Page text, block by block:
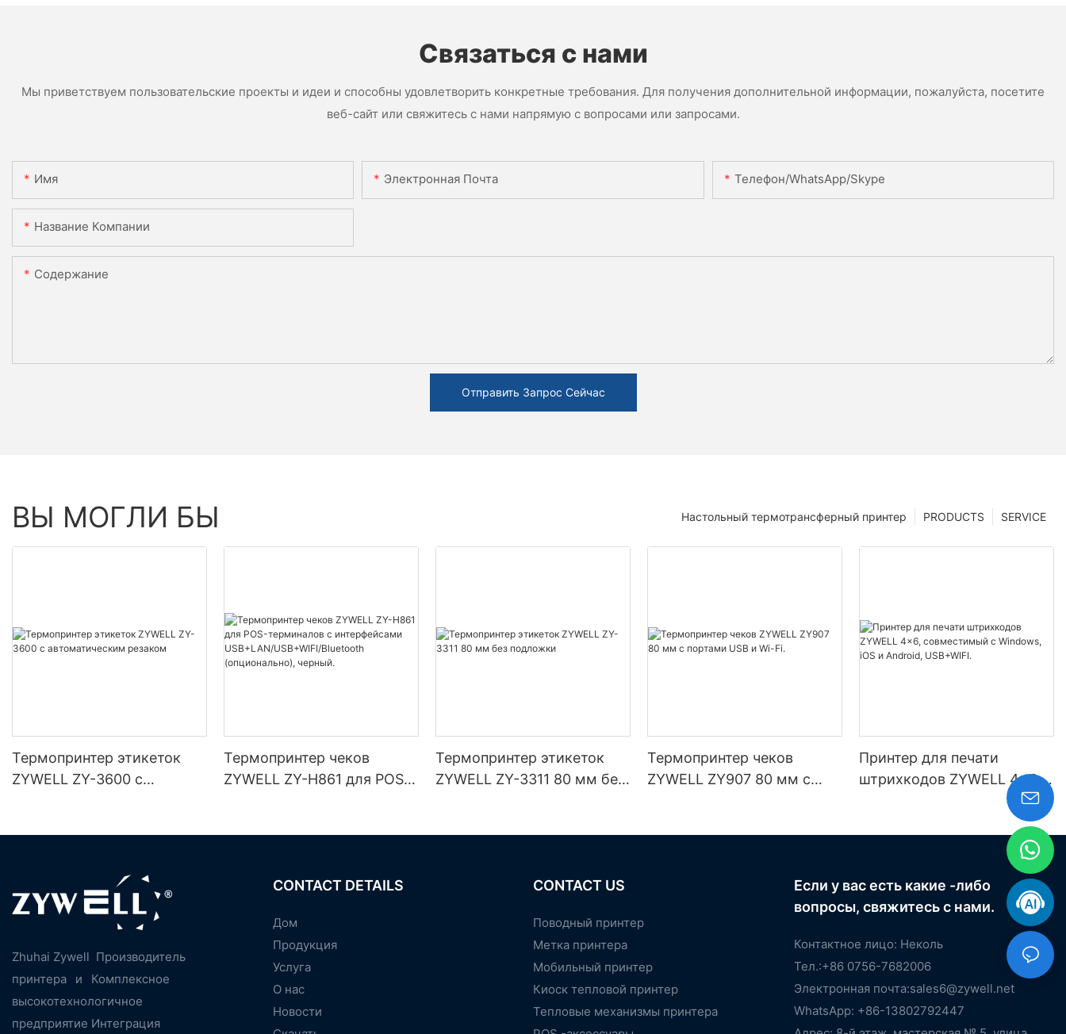
Связаться с нами
Мы приветствуем пользовательские проекты и идеи и способны удовлетворить конкретные требования. Для получения дополнительной информации, пожалуйста, посетите
веб-сайт или свяжитесь с нами напрямую с вопросами или запросами.
Имя Электронная Почта Телефон/WhatsApp/Skype
Название Компании
Содержание
Отправить Запрос Сейчас
ВЫ МОГЛИ БЫ SERVICE
PRODUCTS
Настольный термотрансферный принтер
Термопринтер этикеток
ZYWELL ZY-3600 с
Термопринтер чеков
ZYWELL ZY-H861 для POS-
Термопринтер этикеток
ZYWELL ZY-3311 80 мм без
Термопринтер чеков
ZYWELL ZY907 80 мм с
Принтер для печати
штрихкодов ZYWELL 4x6,
совместимый с Windows,
iOS и Android, USB+WIFI.
Zhuhai Zywell Производитель
принтера
и
Комплексное
высокотехнологичное
предприятие Интеграция
CONTACT DETAILS
Дом
Продукция
Услуга
О нас
Новости
CONTACT US
Поводный принтер
Метка принтера
Мобильный принтер
Киоск тепловой принтер
Тепловые механизмы принтера
Если у вас есть какие -либо
вопросы, свяжитесь с нами.
Контактное лицо: Неколь
Тел.:+86 0756-7682006
Электронная почта:sales6@zywell.net
WhatsApp: +86-13802792447